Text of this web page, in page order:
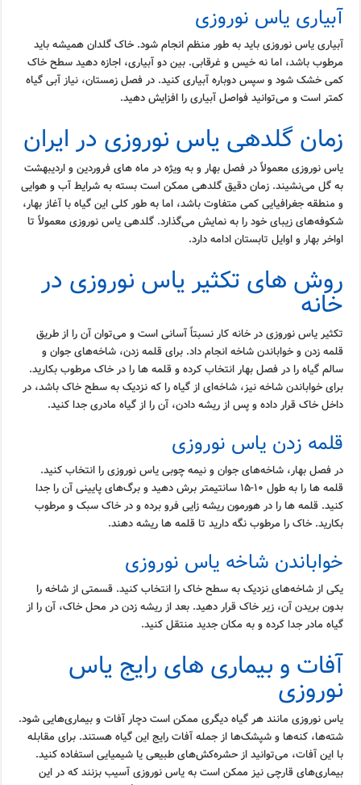
آبیاری یاس نوروزی
آبیاری یاس نوروزی باید به طور منظم انجام شود. خاک گلدان همیشه باید
مرطوب باشد، اما نه خیس و غرقابی. بین دو آبیاری، اجازه دهید سطح خاک
کمی خشک شود و سپس دوباره آبیاری کنید. در فصل زمستان، نیاز آبی گیاه
کمتر است و می‌توانید فواصل آبیاری را افزایش دهید.
زمان گلدهی یاس نوروزی در ایران
یاس نوروزی معمولاً در فصل بهار و به ویژه در ماه های فروردین و اردیبهشت
به گل می‌نشیند. زمان دقیق گلدهی ممکن است بسته به شرایط آب و هوایی
و منطقه جغرافیایی کمی متفاوت باشد، اما به طور کلی این گیاه با آغاز بهار،
شکوفه‌های زیبای خود را به نمایش می‌گذارد. گلدهی یاس نوروزی معمولاً تا
اواخر بهار و اوایل تابستان ادامه دارد.
روش های تکثیر یاس نوروزی در
خانه
تکثیر یاس نوروزی در خانه کار نسبتاً آسانی است و می‌توان آن را از طریق
قلمه زدن و خواباندن شاخه انجام داد. برای قلمه زدن، شاخه‌های جوان و
سالم گیاه را در فصل بهار انتخاب کرده و قلمه ها را در خاک مرطوب بکارید.
برای خواباندن شاخه نیز، شاخه‌ای از گیاه را که نزدیک به سطح خاک باشد، در
داخل خاک قرار داده و پس از ریشه دادن، آن را از گیاه مادری جدا کنید.
قلمه زدن یاس نوروزی
در فصل بهار، شاخه‌های جوان و نیمه چوبی یاس نوروزی را انتخاب کنید.
قلمه ها را به طول ۱۰-۱۵ سانتیمتر برش دهید و برگ‌های پایینی آن را جدا
کنید. قلمه ها را در هورمون ریشه زایی فرو برده و در خاک سبک و مرطوب
بکارید. خاک را مرطوب نگه دارید تا قلمه ها ریشه دهند.
خواباندن شاخه یاس نوروزی
یکی از شاخه‌های نزدیک به سطح خاک را انتخاب کنید. قسمتی از شاخه را
بدون بریدن آن، زیر خاک قرار دهید. بعد از ریشه زدن در محل خاک، آن را از
گیاه مادر جدا کرده و به مکان جدید منتقل کنید.
آفات و بیماری های رایج یاس
نوروزی
یاس نوروزی مانند هر گیاه دیگری ممکن است دچار آفات و بیماری‌هایی شود.
شته‌ها، کنه‌ها و شپشک‌ها از جمله آفات رایج این گیاه هستند. برای مقابله
با این آفات، می‌توانید از حشره‌کش‌های طبیعی یا شیمیایی استفاده کنید.
بیماری‌های قارچی نیز ممکن است به یاس نوروزی آسیب بزنند که در این